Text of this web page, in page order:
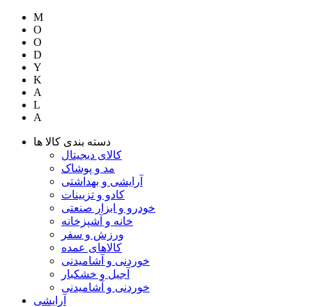
M
O
O
D
Y
K
A
L
A
دسته بندی کالا ها
کالای دیجیتال
مد و پوشاک
آرایشی و بهداشتی
کادو و تزیینات
خودرو و ابزار صنعتی
خانه و آشپزخانه
ورزش و سفر
کالاهای عمده
خوردنی و آشامیدنی
آجیل و خشکبار
خوردنی و آشامیدنی
آرایشی